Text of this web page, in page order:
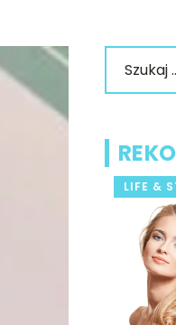
LIFE &